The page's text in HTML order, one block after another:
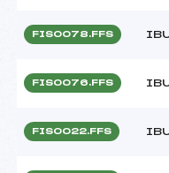
FIS0078.FFS
FIS0076.FFS
FIS0022.FFS